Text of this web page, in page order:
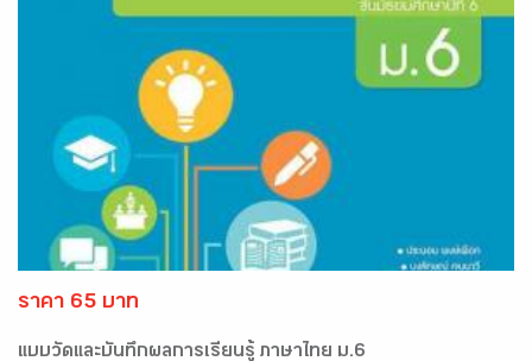
ราคา 65 บาท
แบบวัดและบันทึกผลการเรียนรู้ ภาษาไทย ม.6